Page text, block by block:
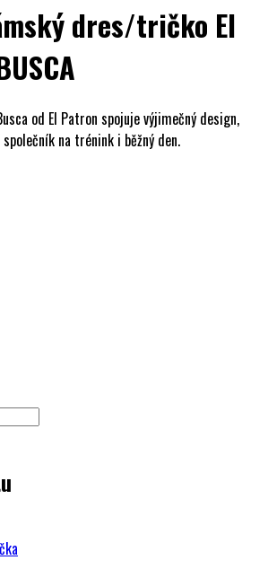
dres/tričko El
od El Patron spojuje výjimečný design,
na trénink i běžný den.